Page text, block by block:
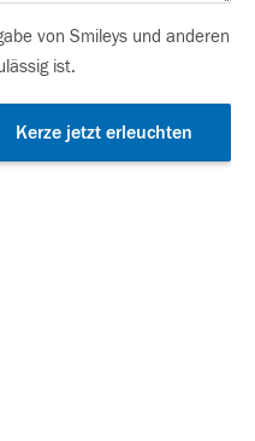
von Smileys und anderen
ist.
Kerze jetzt erleuchten